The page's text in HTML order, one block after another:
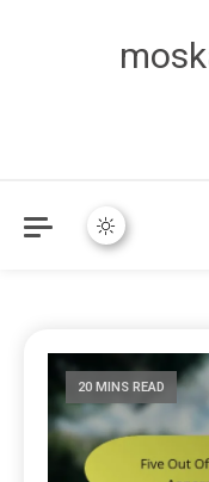
20 MINS READ